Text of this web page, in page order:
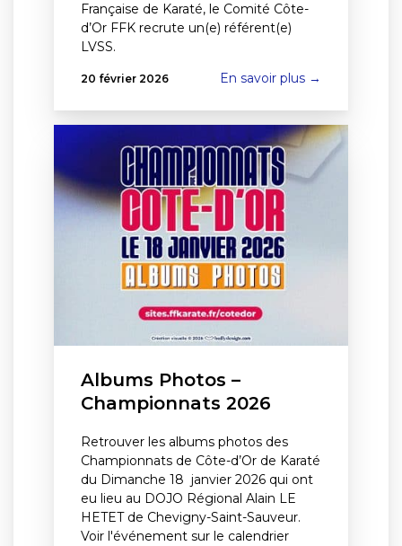
Française de Karaté, le Comité Côte-
d’Or FFK recrute un(e) référent(e)
LVSS.
20 février 2026 En savoir plus →
Albums Photos –
Championnats 2026
Retrouver les albums photos des
Championnats de Côte-d’Or de Karaté
du Dimanche 18 janvier 2026 qui ont
eu lieu au DOJO Régional Alain LE
HETET de Chevigny-Saint-Sauveur.
Voir l'événement sur le calendrier